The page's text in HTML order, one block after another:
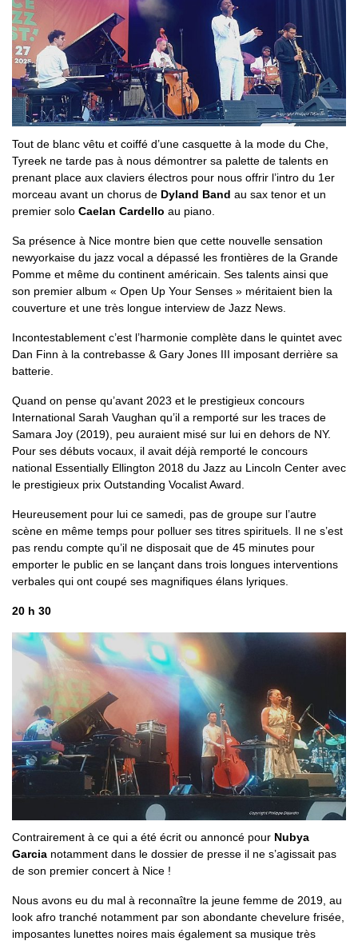
Tout de blanc vêtu et coiffé d’une casquette à la mode du Che,
Tyreek ne tarde pas à nous démontrer sa palette de talents en
prenant place aux claviers électros pour nous offrir l’intro du 1er
morceau avant un chorus de Dyland Band au sax tenor et un
premier solo Caelan Cardello au piano.
Sa présence à Nice montre bien que cette nouvelle sensation
newyorkaise du jazz vocal a dépassé les frontières de la Grande
Pomme et même du continent américain. Ses talents ainsi que
son premier album « Open Up Your Senses » méritaient bien la
couverture et une très longue interview de Jazz News.
Incontestablement c’est l’harmonie complète dans le quintet avec
Dan Finn à la contrebasse & Gary Jones III imposant derrière sa
batterie.
Quand on pense qu’avant 2023 et le prestigieux concours
International Sarah Vaughan qu’il a remporté sur les traces de
Samara Joy (2019), peu auraient misé sur lui en dehors de NY.
Pour ses débuts vocaux, il avait déjà remporté le concours
national Essentially Ellington 2018 du Jazz au Lincoln Center avec
le prestigieux prix Outstanding Vocalist Award.
Heureusement pour lui ce samedi, pas de groupe sur l’autre
scène en même temps pour polluer ses titres spirituels. Il ne s’est
pas rendu compte qu’il ne disposait que de 45 minutes pour
emporter le public en se lançant dans trois longues interventions
verbales qui ont coupé ses magnifiques élans lyriques.
20 h 30
Contrairement à ce qui a été écrit ou annoncé pour Nubya
Garcia notamment dans le dossier de presse il ne s’agissait pas
de son premier concert à Nice !
Nous avons eu du mal à reconnaître la jeune femme de 2019, au
look afro tranché notamment par son abondante chevelure frisée,
imposantes lunettes noires mais également sa musique très